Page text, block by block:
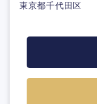
東京都千代田区